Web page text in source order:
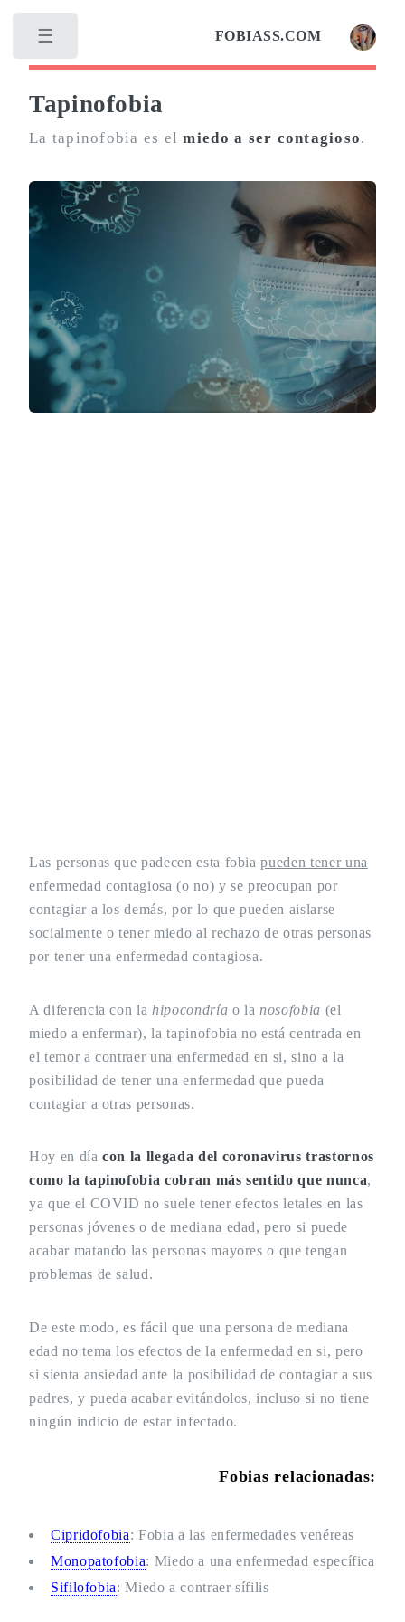
FOBIASS.COM
Tapinofobia
La tapinofobia es elmiedo a ser contagioso.
Las personas que padecen esta fobiapueden tener una
enfermedad contagiosa (o no) y se preocupan por
contagiar a los demás, por lo que pueden aislarse
socialmente o tener miedo al rechazo de otras personas
por tener una enfermedad contagiosa.
A diferencia con lahipocondría o lanosofobia (el
miedo a enfermar), la tapinofobia no está centrada en
el temor a contraer una enfermedad en si, sino a la
posibilidad de tener una enfermedad que pueda
contagiar a otras personas.
Hoy en díacon la llegada del coronavirus trastornos
como la tapinofobia cobran más sentido que nunca,
ya que el COVID no suele tener efectos letales en las
personas jóvenes o de mediana edad, pero si puede
acabar matando las personas mayores o que tengan
problemas de salud.
De este modo, es fácil que una persona de mediana
edad no tema los efectos de la enfermedad en si, pero
si sienta ansiedad ante la posibilidad de contagiar a sus
padres, y pueda acabar evitándolos, incluso si no tiene
ningún indicio de estar infectado.
Fobias relacionadas:
Cipridofobia: Fobia a las enfermedades venéreas
Monopatofobia: Miedo a una enfermedad específica
Sifilofobia: Miedo a contraer sífilis